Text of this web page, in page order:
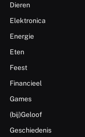
Dieren
Elektronica
Energie
Eten
Feest
Financieel
Games
(bij)Geloof
Geschiedenis